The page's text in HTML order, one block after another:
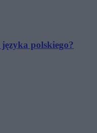
języka polskiego?